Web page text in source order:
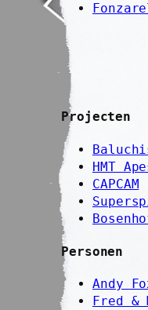
Projecten
HMT
CAPCAM
Personen
Andy
Fred &